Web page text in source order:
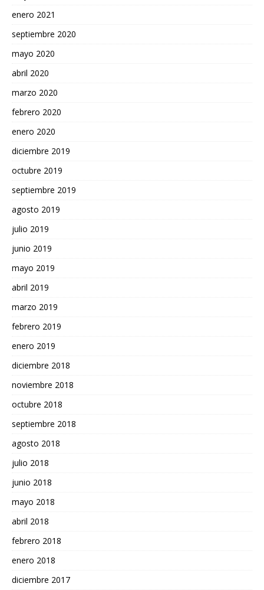
enero 2021
septiembre 2020
mayo 2020
abril 2020
marzo 2020
febrero 2020
enero 2020
diciembre 2019
octubre 2019
septiembre 2019
agosto 2019
julio 2019
junio 2019
mayo 2019
abril 2019
marzo 2019
febrero 2019
enero 2019
diciembre 2018
noviembre 2018
octubre 2018
septiembre 2018
agosto 2018
julio 2018
junio 2018
mayo 2018
abril 2018
febrero 2018
enero 2018
diciembre 2017